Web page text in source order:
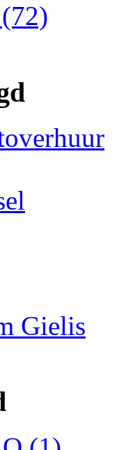
Gielis